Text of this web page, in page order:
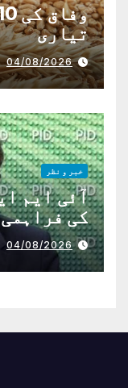
تیاری
04/08/2026
خبر و نظر
آئی ایم
کی
04/08/2026